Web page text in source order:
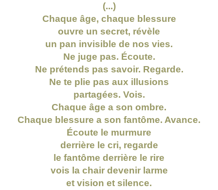
(...)
Chaque âge, chaque blessure
ouvre un secret, révèle
un pan invisible de nos vies.
Ne juge pas. Écoute.
Ne prétends pas savoir. Regarde.
Ne te plie pas aux illusions
partagées. Vois.
Chaque âge a son ombre.
Chaque blessure a son fantôme. Avance.
Écoute le murmure
derrière le cri, regarde
le fantôme derrière le rire
vois la chair devenir larme
et vision et silence.